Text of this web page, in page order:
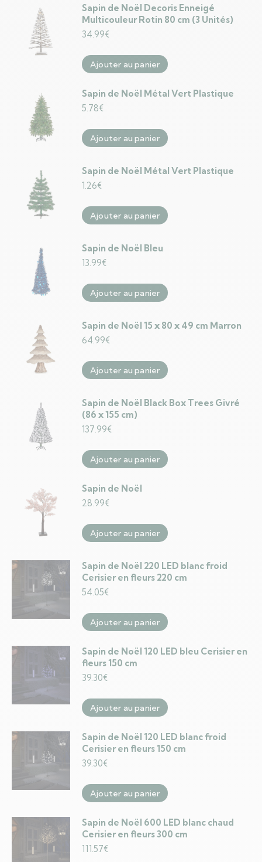
Sapin de Noël Decoris Enneigé
Multicouleur Rotin 80 cm (3 Unités)
34.99€
Ajouter au panier
Sapin de Noël Métal Vert Plastique
5.78€
Ajouter au panier
Sapin de Noël Métal Vert Plastique
1.26€
Ajouter au panier
Sapin de Noël Bleu
13.99€
Ajouter au panier
Sapin de Noël 15 x 80 x 49 cm Marron
64.99€
Ajouter au panier
Sapin de Noël Black Box Trees Givré
(86 x 155 cm)
137.99€
Ajouter au panier
Sapin de Noël
28.99€
Ajouter au panier
Sapin de Noël 220 LED blanc froid
Cerisier en fleurs 220 cm
54.05€
Ajouter au panier
Sapin de Noël 120 LED bleu Cerisier en
fleurs 150 cm
39.30€
Ajouter au panier
Sapin de Noël 120 LED blanc froid
Cerisier en fleurs 150 cm
39.30€
Ajouter au panier
Sapin de Noël 600 LED blanc chaud
Cerisier en fleurs 300 cm
111.57€